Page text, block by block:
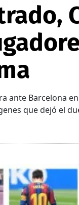
ante Barcelona
que dejó el